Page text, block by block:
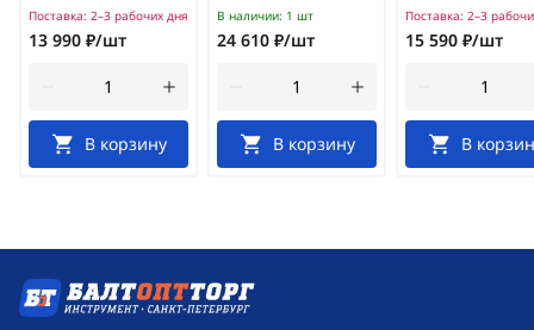
Поставка: 2–3 рабочих дня
13 990 ₽/шт
В корзину
В наличии: 1 шт
24 610 ₽/шт
В корзину
Поставка: 2–3
15 590 ₽/шт
В